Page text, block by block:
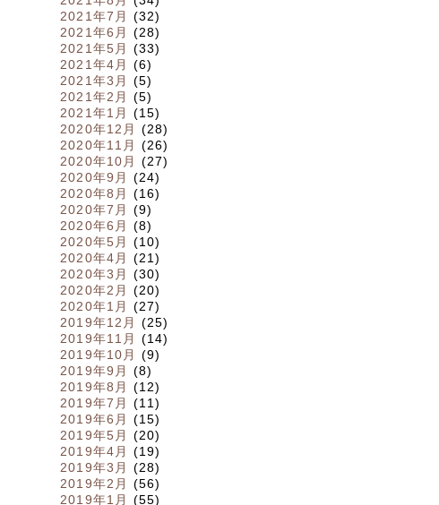
2021年7月
(32)
2021年6月
(28)
2021年5月
(33)
2021年4月
(6)
2021年3月
(5)
2021年2月
(5)
2021年1月
(15)
2020年12月
(28)
2020年11月
(26)
2020年10月
(27)
2020年9月
(24)
2020年8月
(16)
2020年7月
(9)
2020年6月
(8)
2020年5月
(10)
2020年4月
(21)
2020年3月
(30)
2020年2月
(20)
2020年1月
(27)
2019年12月
(25)
2019年11月
(14)
2019年10月
(9)
2019年9月
(8)
2019年8月
(12)
2019年7月
(11)
2019年6月
(15)
2019年5月
(20)
2019年4月
(19)
2019年3月
(28)
2019年2月
(56)
2019年1月
(55)